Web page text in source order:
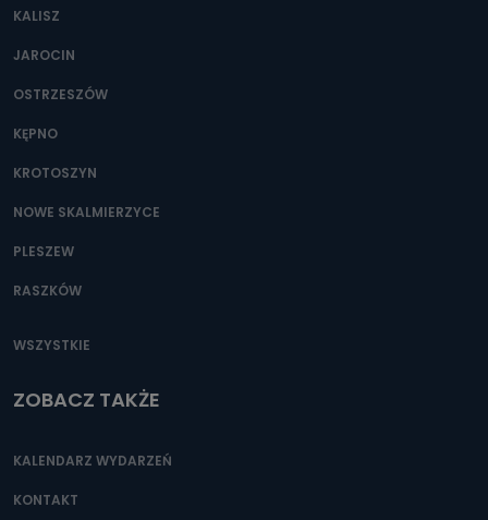
KALISZ
JAROCIN
OSTRZESZÓW
KĘPNO
KROTOSZYN
NOWE SKALMIERZYCE
PLESZEW
RASZKÓW
WSZYSTKIE
ZOBACZ TAKŻE
KALENDARZ WYDARZEŃ
KONTAKT